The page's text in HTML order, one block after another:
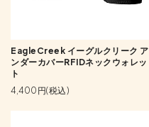
EagleCreek イーグルクリーク ア
ンダーカバーRFIDネックウォレッ
ト
4,400円(税込)